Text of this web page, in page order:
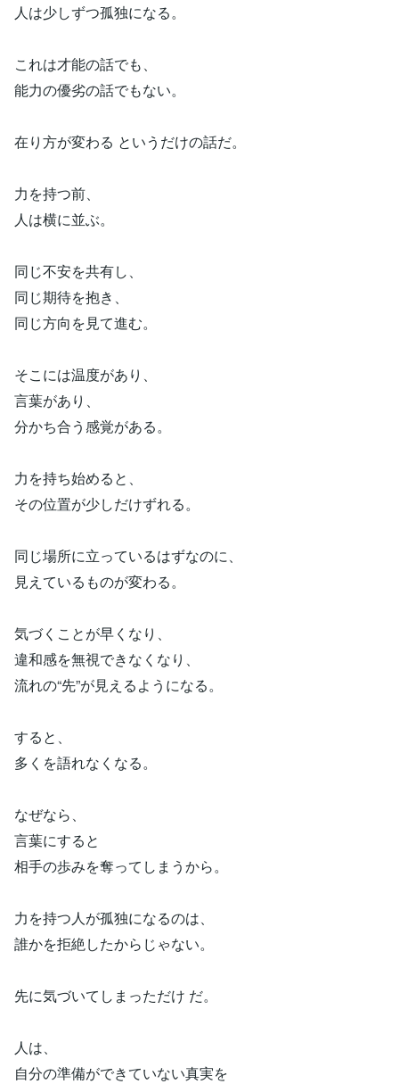
人は少しずつ孤独になる。
これは才能の話でも、
能力の優劣の話でもない。
在り方が変わる というだけの話だ。
力を持つ前、
人は横に並ぶ。
同じ不安を共有し、
同じ期待を抱き、
同じ方向を見て進む。
そこには温度があり、
言葉があり、
分かち合う感覚がある。
力を持ち始めると、
その位置が少しだけずれる。
同じ場所に立っているはずなのに、
見えているものが変わる。
気づくことが早くなり、
違和感を無視できなくなり、
流れの“先”が見えるようになる。
すると、
多くを語れなくなる。
なぜなら、
言葉にすると
相手の歩みを奪ってしまうから。
力を持つ人が孤独になるのは、
誰かを拒絶したからじゃない。
先に気づいてしまっただけ だ。
人は、
自分の準備ができていない真実を